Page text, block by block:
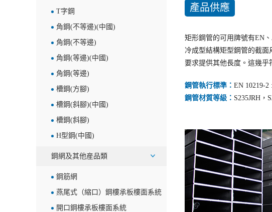
T字鋼
角鋼(不等邊)(中國)
角鋼(不等邊)
角鋼(等邊)(中國)
角鋼(等邊)
槽鋼(方腳)
槽鋼(斜腳)(中國)
槽鋼(斜腳)
H型鋼(中國)
鋼網及其他産品類
鋼筋網
燕尾式（縮口）鋼樓承板樓面系統
開口鋼樓承板樓面系統
產品供應
矩形鋼管的可用牌號有EN、
冷成型結構矩型鋼管的截面
要求提供其他長度。這幾乎
鋼管執行標準： EN 10219-2
鋼管材質等級： S235JRH，